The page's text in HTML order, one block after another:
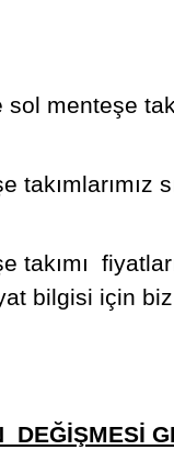
menteşe
takımlarımız
takımı
bilgisi için
DEĞİŞMESİ